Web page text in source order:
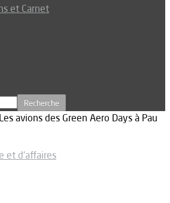
et Carnet
Les avions des Green Aero Days à Pau
et d'affaires